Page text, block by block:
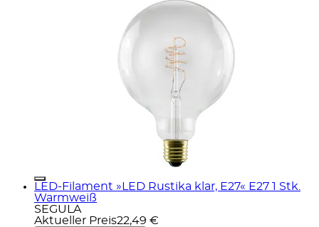
LED-Filament »LED Rustika klar, E27« E27 1 Stk.
Warmweiß
SEGULA
Aktueller Preis22,49 €